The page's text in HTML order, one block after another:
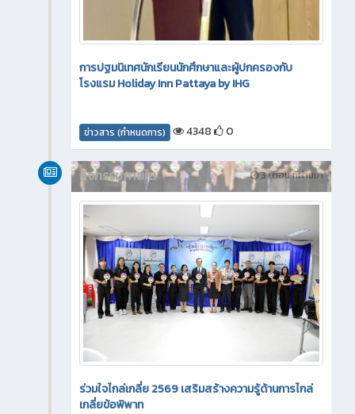
การปฐมนิเทศนักเรียนนักศึกษาและผู้ปกครองกับ
โรงแรม Holiday Inn Pattaya by IHG
ข่าวสาร (กำหนดการ) 4348 0
3 เดือน ที่ผ่านมา
กิจกรรมภายใน
ร่วมใจไกล่เกลี่ย 2569 เสริมสร้างความรู้ด้านการไกล่
เกลี่ยข้อพิพาท